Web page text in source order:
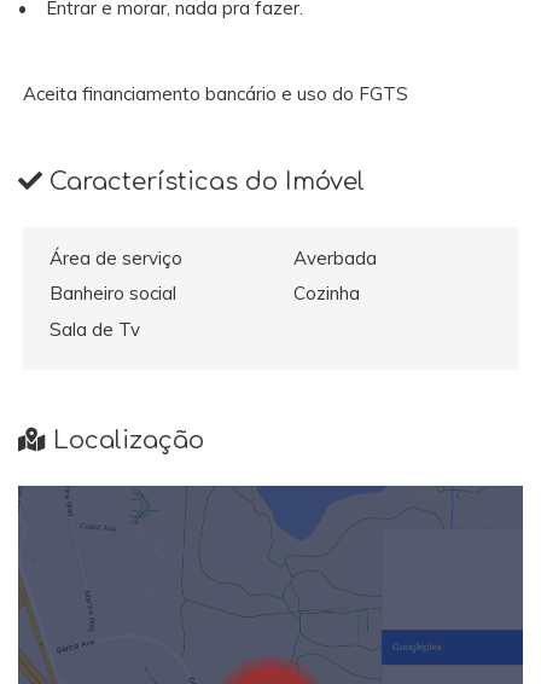
• Entrar e morar, nada pra fazer.
Aceita financiamento bancário e uso do FGTS
Características do Imóvel
Área de serviço
Averbada
Banheiro social
Cozinha
Sala de Tv
Localização